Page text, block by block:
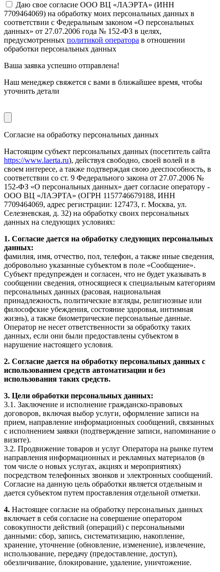
Даю свое согласие ООО ВЦ «ЛАЭРТА» (ИНН
7709464069) на обработку моих персональных данных в
соответствии с Федеральным законом «О персональных
данных» от 27.07.2006 года № 152-ФЗ в целях,
предусмотренных политикой оператора в отношении
обработки персональных данных
Ваша заявка успешно отправлена!
Наш менеджер свяжется с вами в ближайшее время, чтобы
уточнить детали
Согласие на обработку персональных данных
Настоящим субъект персональных данных (посетитель сайта
https://www.laerta.ru), действуя свободно, своей волей и в
своем интересе, а также подтверждая свою дееспособность, в
соответствии со ст. 9 Федерального закона от 27.07.2006 №
152-ФЗ «О персональных данных» дает согласие оператору -
ООО ВЦ «ЛАЭРТА» (ОГРН 1157746679188, ИНН
7709464069, адрес регистрации: 127473, г. Москва, ул.
Селезневская, д. 32) на обработку своих персональных
данных на следующих условиях:
1. Согласие дается на обработку следующих персональных
данных:
фамилия, имя, отчество, пол, телефон, а также иные сведения,
добровольно указанные субъектом в поле «Сообщение».
Субъект предупрежден и согласен, что не будет указывать в
сообщении сведения, относящиеся к специальным категориям
персональных данных (расовая, национальная
принадлежность, политические взгляды, религиозные или
философские убеждения, состояние здоровья, интимная
жизнь), а также биометрические персональные данные.
Оператор не несет ответственности за обработку таких
данных, если они были предоставлены субъектом в
нарушение настоящего условия.
2. Согласие дается на обработку персональных данных с
использованием средств автоматизации и без
использования таких средств.
3. Цели обработки персональных данных:
3.1. Заключение и исполнение гражданско-правовых
договоров, включая выбор услуги, оформление записи на
прием, направление информационных сообщений, связанных
с исполнением заявки (подтверждение записи, напоминание о
визите).
3.2. Продвижение товаров и услуг Оператора на рынке путем
направления информационных и рекламных материалов (в
том числе о новых услугах, акциях и мероприятиях)
посредством телефонных звонков и электронных сообщений.
Согласие на данную цель обработки является отдельным и
дается субъектом путем проставления отдельной отметки.
4. Настоящее согласие на обработку персональных данных
включает в себя согласие на совершение оператором
совокупности действий (операций) с персональными
данными: сбор, запись, систематизацию, накопление,
хранение, уточнение (обновление, изменение), извлечение,
использование, передачу (предоставление, доступ),
обезличивание, блокирование, удаление, уничтожение.